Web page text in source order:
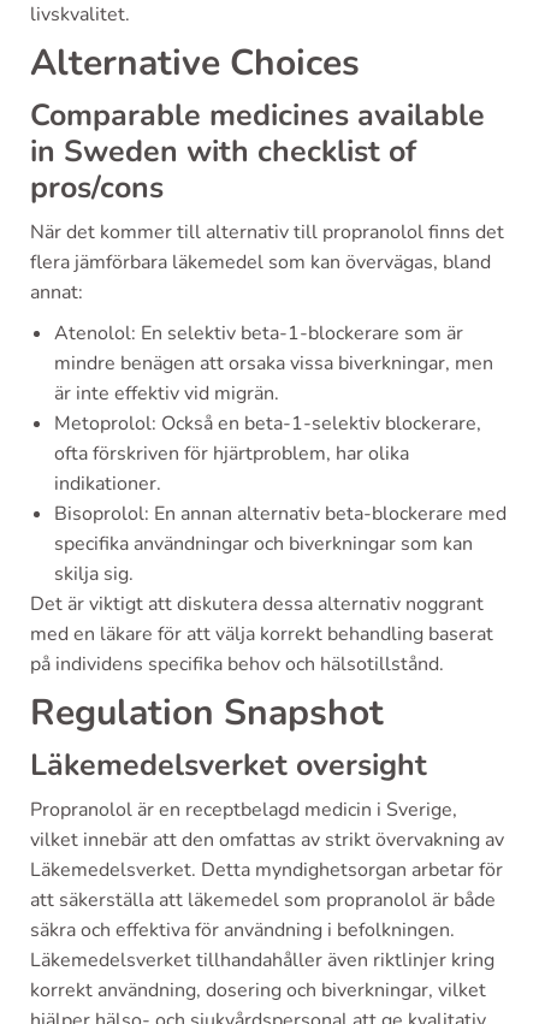
livskvalitet.
Alternative Choices
Comparable medicines available
in Sweden with checklist of
pros/cons
När det kommer till alternativ till propranolol finns det
flera jämförbara läkemedel som kan övervägas, bland
annat:
Atenolol: En selektiv beta-1-blockerare som är
mindre benägen att orsaka vissa biverkningar, men
är inte effektiv vid migrän.
Metoprolol: Också en beta-1-selektiv blockerare,
ofta förskriven för hjärtproblem, har olika
indikationer.
Bisoprolol: En annan alternativ beta-blockerare med
specifika användningar och biverkningar som kan
skilja sig.
Det är viktigt att diskutera dessa alternativ noggrant
med en läkare för att välja korrekt behandling baserat
på individens specifika behov och hälsotillstånd.
Regulation Snapshot
Läkemedelsverket oversight
Propranolol är en receptbelagd medicin i Sverige,
vilket innebär att den omfattas av strikt övervakning av
Läkemedelsverket. Detta myndighetsorgan arbetar för
att säkerställa att läkemedel som propranolol är både
säkra och effektiva för användning i befolkningen.
Läkemedelsverket tillhandahåller även riktlinjer kring
korrekt användning, dosering och biverkningar, vilket